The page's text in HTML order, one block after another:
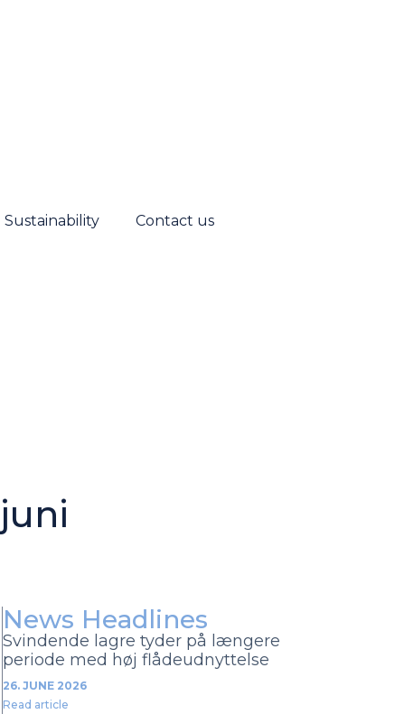
Sustainability Contact us
News Headlines
Svindende lagre tyder på længere
periode med høj flådeudnyttelse
26. JUNE 2026
Read article